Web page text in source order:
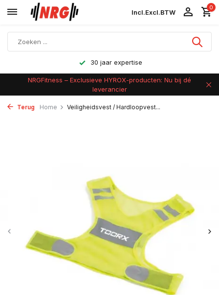
Incl.Excl.BTW
0
Achteraf betalen
NRGFitness – Exclusieve HYROX-producten: Nu bij dé
leverancier
Terug Home Veiligheidsvest / Hardloopvest...